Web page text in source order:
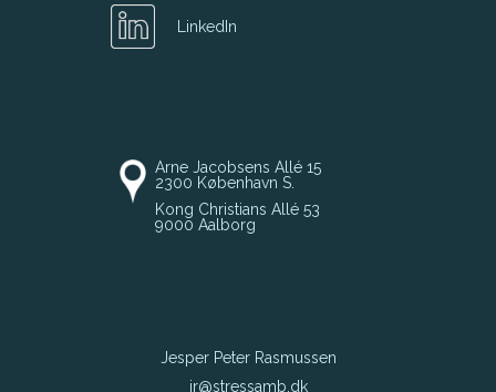
LinkedIn
Arne Jacobsens Allé 15
2300 København S.
Kong Christians Allé 53
9000 Aalborg
Jesper Peter Rasmussen
jr@stressamb.dk